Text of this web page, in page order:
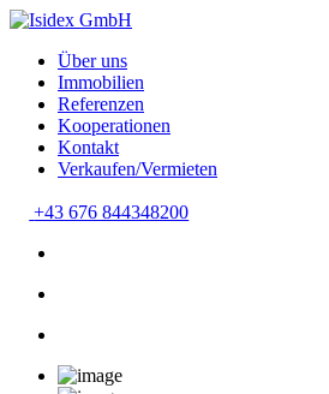
Über uns
Immobilien
Referenzen
Kooperationen
Kontakt
Verkaufen/Vermieten
+43 676 844348200